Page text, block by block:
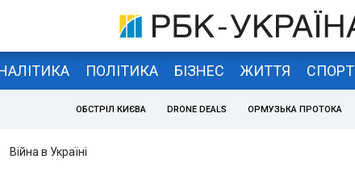
ПОЛІТИКА БІЗНЕС ЖИТТЯ СПОРТ
ОБСТРІЛ КИЄВА DRONE DEALS ОРМУЗЬКА ПРОТОКА
Війна в Україні